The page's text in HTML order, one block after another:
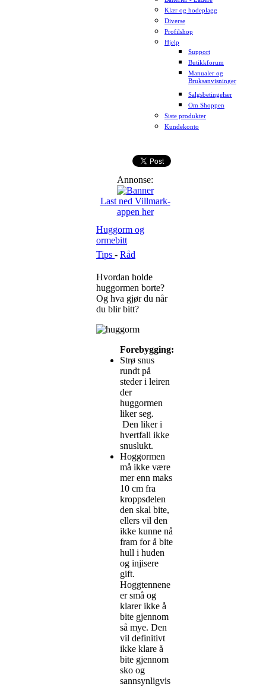
Klær og hodeplagg
Diverse
Profilshop
Hjelp
Support
Butikkforum
Manualer og
Bruksanvisninger
Salgsbetingelser
Om Shoppen
Siste produkter
Kundekonto
Annonse:
Last ned Villmark-
appen her
Huggorm og
ormebitt
Tips - Råd
Hvordan holde
huggormen borte?
Og hva gjør du når
du blir bitt?
Forebygging:
Strø snus
rundt på
steder i leiren
der
huggormen
liker seg.
­ Den liker i
hvertfall ikke
snuslukt.
Hoggormen
må ikke være
mer enn maks
10 cm fra
kroppsdelen
den skal bite,
ellers vil den
ikke kunne nå
fram for å bite
hull i huden
og injisere
gift.
Hoggtennene
er små og
klarer ikke å
bite gjennom
så mye. Den
vil definitivt
ikke klare å
bite gjennom
sko og
sannsynligvis